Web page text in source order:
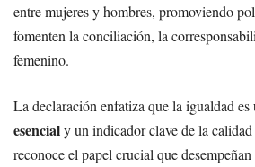
entre mujeres y hombres, promoviendo
fomenten la conciliación, la
femenino.
La declaración enfatiza que la igualdad es
esencialy un indicador clave de la
reconoce el papel crucial que